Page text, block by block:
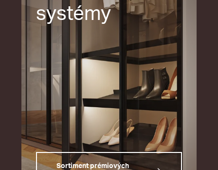
systémy
Sortiment prémiových